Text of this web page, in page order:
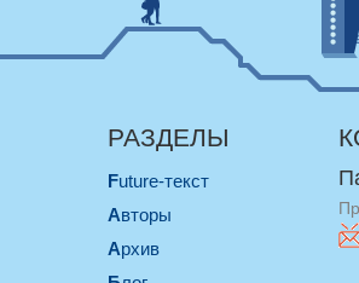
РАЗДЕЛЫ
Future-текст
Авторы
Архив